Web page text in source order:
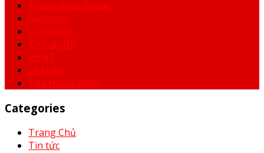
Trang nước ngoài
Sách hay
Cảm nhận
Thơ dự thi
VHNT
Lý Luận
Thơ Haiku chọn
Categories
Trang Chủ
Tin tức